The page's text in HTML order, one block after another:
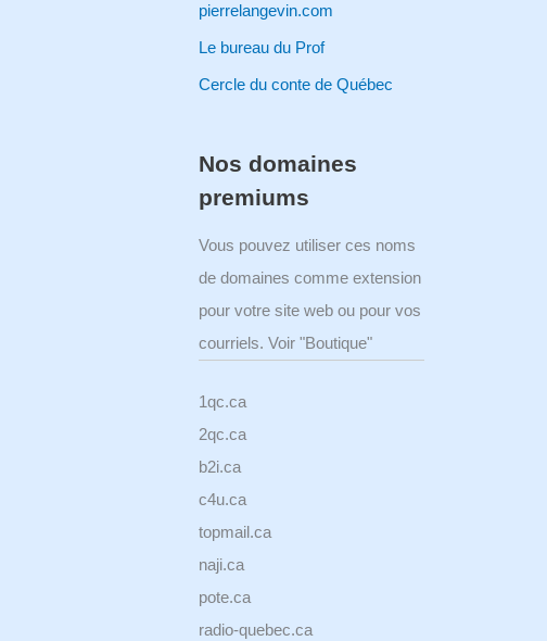
pierrelangevin.com
Le bureau du Prof
Cercle du conte de Québec
Nos domaines
premiums
Vous pouvez utiliser ces noms
de domaines comme extension
pour votre site web ou pour vos
courriels. Voir "Boutique"
1qc.ca
2qc.ca
b2i.ca
c4u.ca
topmail.ca
naji.ca
pote.ca
radio-quebec.ca